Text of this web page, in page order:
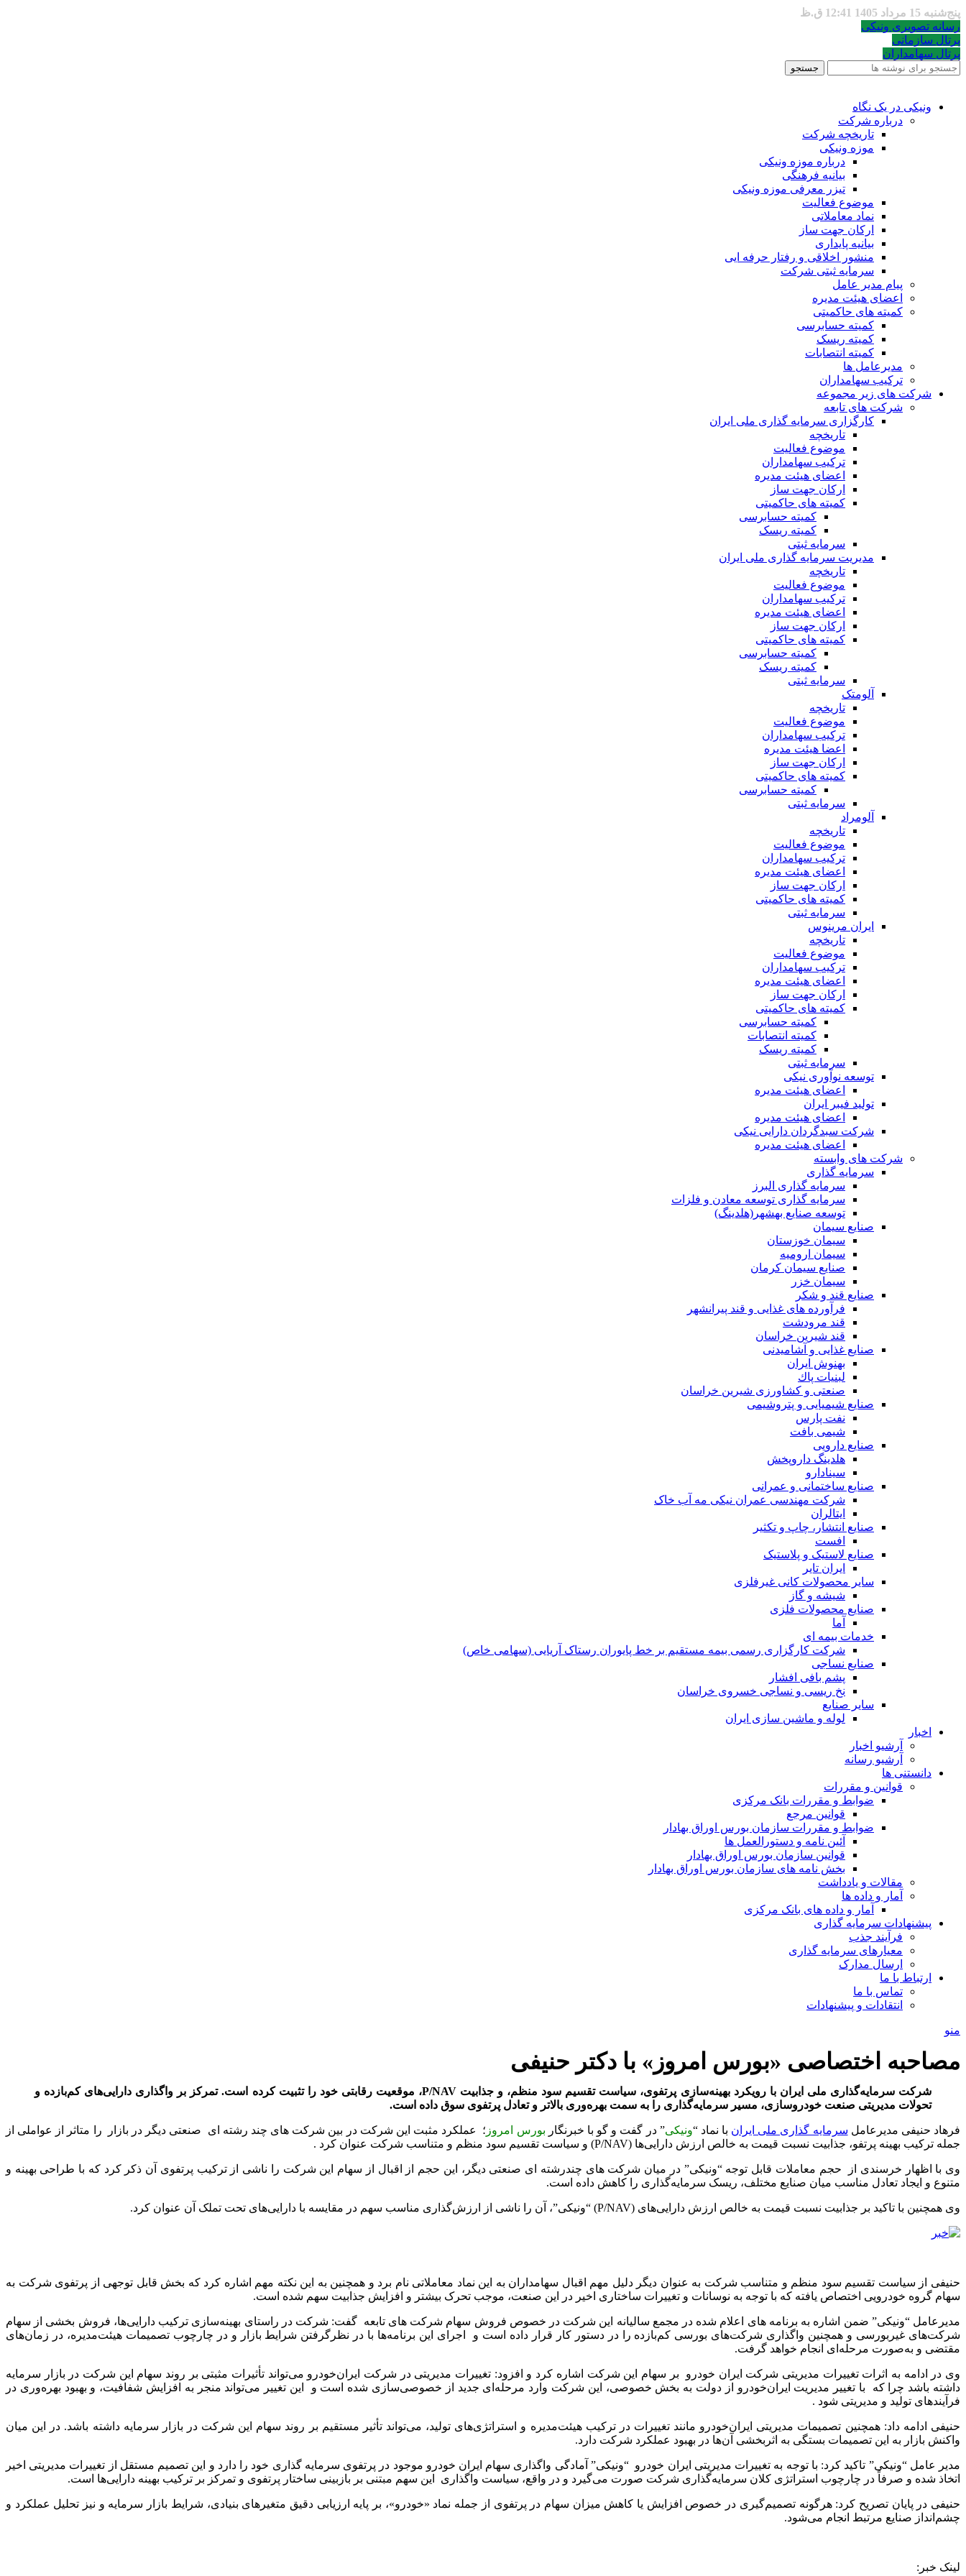
پنج‌شنبه 15 مرداد 1405 12:41 ق.ظ
رسانه تصویری ونیکی
پرتال سازمانی
پرتال سهامداران
جستجو
ونیکی در یک نگاه
درباره شرکت
تاریخچه شرکت
موزه ونیکی
درباره موزه ونیکی
بیانیه فرهنگی
تیزر معرفی موزه ونیکی
موضوع فعالیت
نماد معاملاتی
ارکان جهت ساز
بیانیه پایداری
منشور اخلاقی و رفتار حرفه ایی
سرمایه ثبتی شرکت
پیام مدیر عامل
اعضای هیئت مدیره
کمیته های حاکمیتی
کمیته حسابرسی
کمیته ریسک
کمیته انتصابات
مدیرعامل ها
ترکیب سهامداران
شرکت های زیر مجموعه
شرکت های تابعه
کارگزاری سرمایه گذاری ملی ایران
تاریخچه
موضوع فعالیت
ترکیب سهامداران
اعضای هیئت مدیره
ارکان جهت ساز
کمیته های حاکمیتی
کمیته حسابرسی
کمیته ریسک
سرمایه ثبتی
مدیریت سرمایه گذاری ملی ایران
تاریخچه
موضوع فعالیت
ترکیب سهامداران
اعضای هیئت مدیره
ارکان جهت ساز
کمیته های حاکمیتی
کمیته حسابرسی
کمیته ریسک
سرمایه ثبتی
آلومتک
تاریخچه
موضوع فعالیت
ترکیب سهامداران
اعضا هیئت مدیره
ارکان جهت ساز
کمیته های حاکمیتی
کمیته حسابرسی
سرمایه ثبتی
آلومراد
تاریخچه
موضوع فعالیت
ترکیب سهامداران
اعضای هیئت مدیره
ارکان جهت ساز
کمیته های حاکمیتی
سرمایه ثبتی
ایران مرینوس
تاریخچه
موضوع فعالیت
ترکیب سهامداران
اعضای هیئت مدیره
ارکان جهت ساز
کمیته های حاکمیتی
کمیته حسابرسی
کمیته انتصابات
کمیته ریسک
سرمایه ثبتی
توسعه نوآوری نیکی
اعضای هیئت مدیره
تولید فیبر ایران
اعضای هیئت مدیره
شرکت سبدگردان دارایی نیکی
اعضای هیئت مدیره
شرکت های وابسته
سرمایه گذاری
سرمایه گذاری البرز
سرمایه گذاری توسعه معادن و فلزات
توسعه‌ صنایع‌ بهشهر(هلدینگ)
صنایع سیمان
سیمان خوزستان
سیمان ارومیه
صنایع سیمان کرمان
سیمان خزر
صنایع قند و شکر
فرآورده های غذایی و قند پیرانشهر
قند مرودشت
قند شیرین خراسان
صنایع غذايی و آشاميدنی
بهنوش ایران
لبنيات پاك
صنعتی و کشاورزی شیرین خراسان
صنایع شیمیایی و پتروشیمی
نفت پارس
شیمی بافت
صنایع دارویی
هلدینگ داروپخش
سینادارو
صنایع ساختمانی و عمرانی
شرکت مهندسی عمران نیکی مه آب خاک
ایتالران
صنایع انتشار، چاپ و تکثير
افست
صنایع لاستیک و پلاستیک
ایران تایر
ساير محصولات كانی غيرفلزی
شیشه و گاز
صنایع محصولات فلزی
آما
خدمات بیمه ای
شرکت کارگزاری رسمی بیمه مستقیم بر خط پایوران رستاک آریایی (سهامی خاص)
صنایع نساجی
پشم بافی افشار
نخ ریسی و نساجی خسروی خراسان
سایر صنایع
لوله و ماشین سازی ایران
اخبار
آرشیو اخبار
آرشیو رسانه
دانستنی ها
قوانین و مقررات
ضوابط و مقررات بانک مرکزی
قوانين مرجع
ضوابط و مقررات سازمان بورس اوراق بهادار
آئین نامه و دستورالعمل ها
قوانین سازمان بورس اوراق بهادار
بخش نامه های سازمان بورس اوراق بهادار
مقالات و یادداشت
آمار و داده ها
آمار و داده های بانک مرکزی
پیشنهادات سرمایه گذاری
فرآیند جذب
معیارهای سرمایه گذاری
ارسال مدارک
ارتباط با ما
تماس با ما
انتقادات و پیشنهادات
منو
مصاحبه اختصاصی «بورس امروز» با دکتر حنیفی
شرکت سرمایه‌گذاری ملی ایران با رویکرد بهینه‌سازی پرتفوی، سیاست تقسیم سود منظم، و جذابیت P/NAV، موقعیت رقابتی خود را تثبیت کرده است. تمرکز بر واگذاری دارایی‌های کم‌بازده و
تحولات مدیریتی صنعت خودروسازی، مسیر سرمایه‌گذاری را به سمت بهره‌وری بالاتر و تعادل پرتفوی سوق داده است.
فرهاد حنیفی مدیرعامل سرمایه گذاری ملی ایران با نماد “ونیکی” در گفت و گو با خبرنگار بورس امروز ؛ عملکرد مثبت این شرکت در بین شرکت های چند رشته ای صنعتی دیگر در بازار را متاثر از عواملی از
جمله ترکیب بهینه پرتفو، جذابیت نسبت قیمت به خالص ارزش دارایی‌ها (P/NAV) و سیاست تقسیم سود منظم و متناسب شرکت عنوان کرد .
وی با اظهار خرسندی از حجم معاملات قابل توجه “ونیکی” در میان شرکت های چندرشته ای صنعتی دیگر، این حجم از اقبال از سهام این شرکت را ناشی از ترکیب پرتفوی آن ذکر کرد که با طراحی بهینه و
متنوع و ایجاد تعادل مناسب میان صنایع مختلف، ریسک سرمایه‌گذاری را کاهش داده است.
وی همچنین با تاکید بر جذابیت نسبت قیمت به خالص ارزش دارایی‌های (P/NAV) “ونیکی”، آن را ناشی از ارزش‌گذاری مناسب سهم در مقایسه با دارایی‌های تحت تملک آن عنوان کرد.
حنیفی از سیاست تقسیم سود منظم و متناسب شرکت به عنوان دیگر دلیل مهم اقبال سهامداران به این نماد معاملاتی نام برد و همچنین به این نکته مهم اشاره کرد که بخش قابل توجهی از پرتفوی شرکت به
سهام گروه خودرویی اختصاص یافته که با توجه به نوسانات و تغییرات ساختاری اخیر در این صنعت، موجب تحرک بیشتر و افزایش جذابیت سهم شده است.
مدیرعامل “ونیکی” ضمن اشاره به برنامه های اعلام شده در مجمع سالیانه این شرکت در خصوص فروش سهام شرکت های تابعه گفت: شرکت در راستای بهینه‌سازی ترکیب دارایی‌ها، فروش بخشی از سهام
شرکت‌های غیربورسی و همچنین واگذاری شرکت‌های بورسی کم‌بازده را در دستور کار قرار داده است و اجرای این برنامه‌ها با در نظرگرفتن شرایط بازار و در چارچوب تصمیمات هیئت‌مدیره، در زمان‌های
مقتضی و به‌صورت مرحله‌ای انجام خواهد گرفت.
وی در ادامه به اثرات تغییرات مدیریتی شرکت ایران خودرو بر سهام این شرکت اشاره کرد و افزود: تغییرات مدیریتی در شرکت ایران‌خودرو می‌تواند تأثیرات مثبتی بر روند سهام این شرکت در بازار سرمایه
داشته باشد چرا که با تغییر مدیریت ایران‌خودرو از دولت به بخش خصوصی، این شرکت وارد مرحله‌ای جدید از خصوصی‌سازی شده است و این تغییر می‌تواند منجر به افزایش شفافیت، و بهبود بهره‌وری در
فرآیندهای تولید و مدیریتی شود .
حنیفی ادامه داد: همچنین تصمیمات مدیریتی ایران‌خودرو مانند تغییرات در ترکیب هیئت‌مدیره و استراتژی‌های تولید، می‌تواند تأثیر مستقیم بر روند سهام این شرکت در بازار سرمایه داشته باشد. در این میان
واکنش بازار به این تصمیمات بستگی به اثربخشی آن‌ها در بهبود عملکرد شرکت دارد.
مدیر عامل “ونیکی” تاکید کرد: با توجه به تغییرات مدیریتی ایران خودرو “ونیکی” آمادگی واگذاری سهام ایران خودرو موجود در پرتفوی سرمایه گذاری خود را دارد و این تصمیم مستقل از تغییرات مدیریتی اخیر
اتخاذ شده و صرفاً در چارچوب استراتژی کلان سرمایه‌گذاری شرکت صورت می‌گیرد و در واقع، سیاست واگذاری این سهم مبتنی بر بازبینی ساختار پرتفوی و تمرکز بر ترکیب بهینه دارایی‌ها است.
حنیفی در پایان تصریح کرد: هرگونه تصمیم‌گیری در خصوص افزایش یا کاهش میزان سهام در پرتفوی از جمله نماد «خودرو»، بر پایه ارزیابی دقیق متغیرهای بنیادی، شرایط بازار سرمایه و نیز تحلیل عملکرد و
چشم‌انداز صنایع مرتبط انجام می‌شود.
لینک خبر: